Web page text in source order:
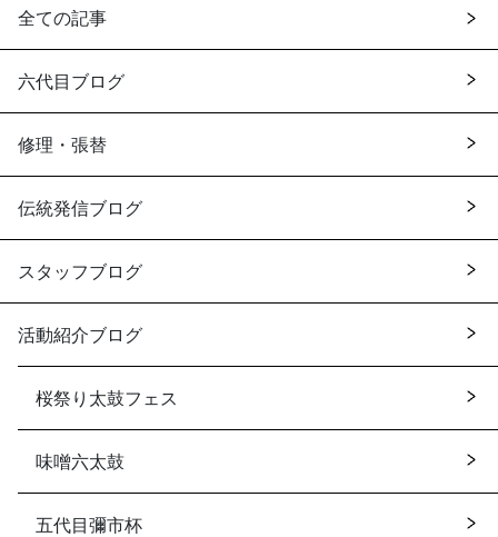
全ての記事
六代目ブログ
修理・張替
伝統発信ブログ
スタッフブログ
活動紹介ブログ
桜祭り太鼓フェス
味噌六太鼓
五代目彌市杯